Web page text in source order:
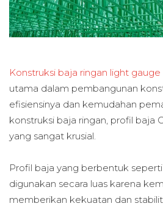
Konstruksi baja ringan light gauge
utama dalam pembangunan
efisiensinya dan kemudahan
konstruksi baja ringan, profil baja
yang sangat krusial.
Profil baja yang berbentuk seperti
digunakan secara luas karena
memberikan kekuatan dan